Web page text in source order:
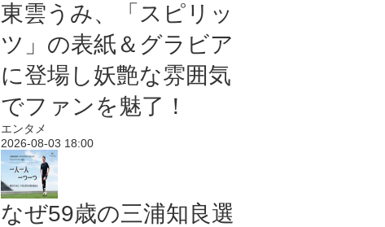
東雲うみ、「スピリッ
ツ」の表紙＆グラビア
に登場し妖艶な雰囲気
でファンを魅了！
エンタメ
2026-08-03 18:00
なぜ59歳の三浦知良選